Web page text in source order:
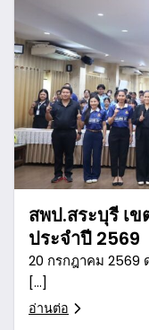
สพป.สระบุรี เ
ประจำปี 2569
20 กรกฎาคม 2569
[…]
อ่านต่อ